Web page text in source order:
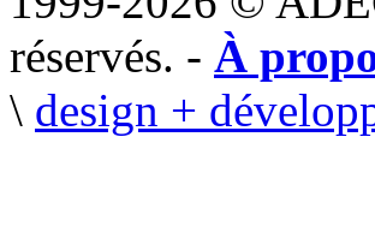
réservés. - À
\ design +